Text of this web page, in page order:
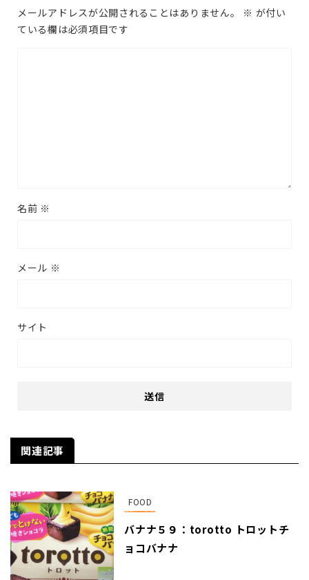
メールアドレスが公開されることはありません。 ※ が付い
ている欄は必須項目です
名前 ※
メール ※
サイト
関連記事
FOOD
バナナ５９：torotto トロットチ
ョコバナナ